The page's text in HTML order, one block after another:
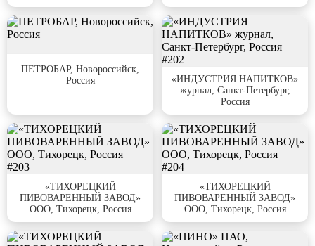
ПЕТРОБАР, Новороссийск,
Россия
#202
«ИНДУСТРИЯ НАПИТКОВ»
журнал, Санкт-Петербург,
Россия
#203
«ТИХОРЕЦКИЙ
ПИВОВАРЕННЫЙ ЗАВОД»
ООО, Тихорецк, Россия
#204
«ТИХОРЕЦКИЙ
ПИВОВАРЕННЫЙ ЗАВОД»
ООО, Тихорецк, Россия